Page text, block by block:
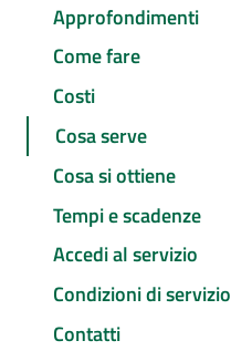
Approfondimenti
Come fare
Costi
Cosa serve
Cosa si ottiene
Tempi e scadenze
Accedi al servizio
Condizioni di servizio
Contatti